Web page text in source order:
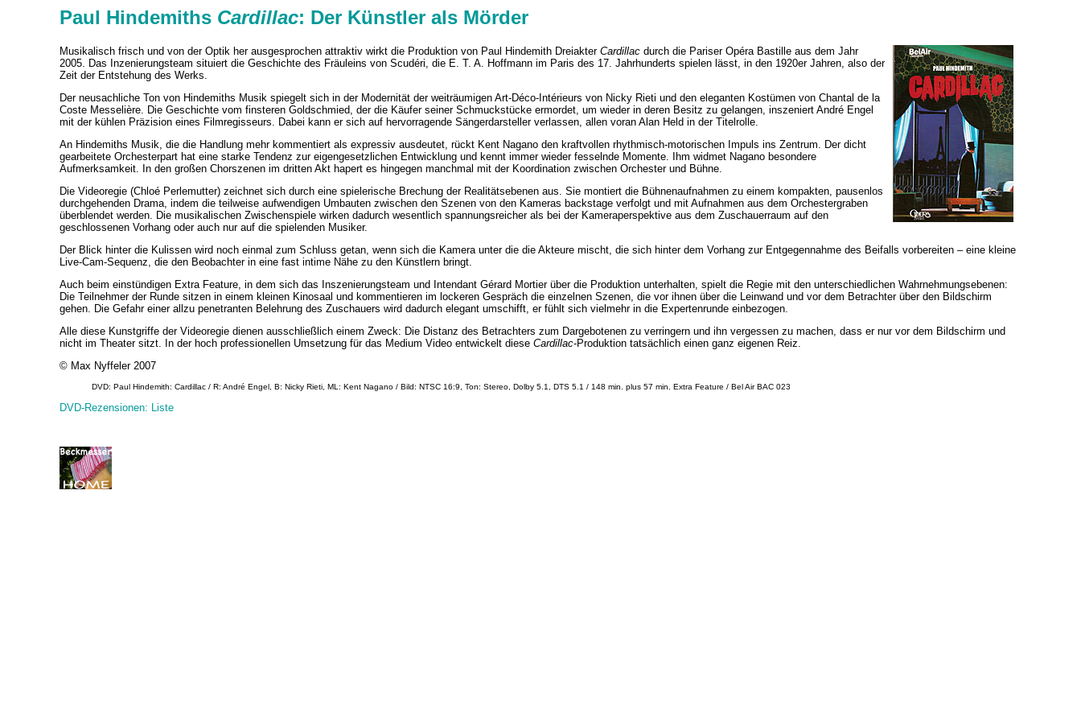
Paul Hindemiths Cardillac: Der Künstler als Mörder
Musikalisch frisch und von der Optik her ausgesprochen attraktiv wirkt die Produktion von Paul Hindemith Dreiakter Cardillac durch die Pariser Opéra Bastille aus dem Jahr
2005. Das Inzenierungsteam situiert die Geschichte des Fräuleins von Scudéri, die E. T. A. Hoffmann im Paris des 17. Jahrhunderts spielen lässt, in den 1920er Jahren, also der
Zeit der Entstehung des Werks.
Der neusachliche Ton von Hindemiths Musik spiegelt sich in der Modernität der weiträumigen Art-Déco-Intérieurs von Nicky Rieti und den eleganten Kostümen von Chantal de la
Coste Messelière. Die Geschichte vom finsteren Goldschmied, der die Käufer seiner Schmuckstücke ermordet, um wieder in deren Besitz zu gelangen, inszeniert André Engel
mit der kühlen Präzision eines Filmregisseurs. Dabei kann er sich auf hervorragende Sängerdarsteller verlassen, allen voran Alan Held in der Titelrolle.
An Hindemiths Musik, die die Handlung mehr kommentiert als expressiv ausdeutet, rückt Kent Nagano den kraftvollen rhythmisch-motorischen Impuls ins Zentrum. Der dicht
gearbeitete Orchesterpart hat eine starke Tendenz zur eigengesetzlichen Entwicklung und kennt immer wieder fesselnde Momente. Ihm widmet Nagano besondere
Aufmerksamkeit. In den großen Chorszenen im dritten Akt hapert es hingegen manchmal mit der Koordination zwischen Orchester und Bühne.
Die Videoregie (Chloé Perlemutter) zeichnet sich durch eine spielerische Brechung der Realitätsebenen aus. Sie montiert die Bühnenaufnahmen zu einem kompakten, pausenlos
durchgehenden Drama, indem die teilweise aufwendigen Umbauten zwischen den Szenen von den Kameras backstage verfolgt und mit Aufnahmen aus dem Orchestergraben
überblendet werden. Die musikalischen Zwischenspiele wirken dadurch wesentlich spannungsreicher als bei der Kameraperspektive aus dem Zuschauerraum auf den
geschlossenen Vorhang oder auch nur auf die spielenden Musiker.
Der Blick hinter die Kulissen wird noch einmal zum Schluss getan, wenn sich die Kamera unter die die Akteure mischt, die sich hinter dem Vorhang zur Entgegennahme des Beifalls vorbereiten – eine kleine
Live-Cam-Sequenz, die den Beobachter in eine fast intime Nähe zu den Künstlern bringt.
Auch beim einstündigen Extra Feature, in dem sich das Inszenierungsteam und Intendant Gérard Mortier über die Produktion unterhalten, spielt die Regie mit den unterschiedlichen Wahrnehmungsebenen:
Die Teilnehmer der Runde sitzen in einem kleinen Kinosaal und kommentieren im lockeren Gespräch die einzelnen Szenen, die vor ihnen über die Leinwand und vor dem Betrachter über den Bildschirm
gehen. Die Gefahr einer allzu penetranten Belehrung des Zuschauers wird dadurch elegant umschifft, er fühlt sich vielmehr in die Expertenrunde einbezogen.
Alle diese Kunstgriffe der Videoregie dienen ausschließlich einem Zweck: Die Distanz des Betrachters zum Dargebotenen zu verringern und ihn vergessen zu machen, dass er nur vor dem Bildschirm und
nicht im Theater sitzt. In der hoch professionellen Umsetzung für das Medium Video entwickelt diese Cardillac-Produktion tatsächlich einen ganz eigenen Reiz.
© Max Nyffeler 2007
DVD: Paul Hindemith: Cardillac / R: André Engel, B: Nicky Rieti, ML: Kent Nagano / Bild: NTSC 16:9, Ton: Stereo, Dolby 5.1, DTS 5.1 / 148 min. plus 57 min. Extra Feature / Bel Air BAC 023
DVD-Rezensionen: Liste